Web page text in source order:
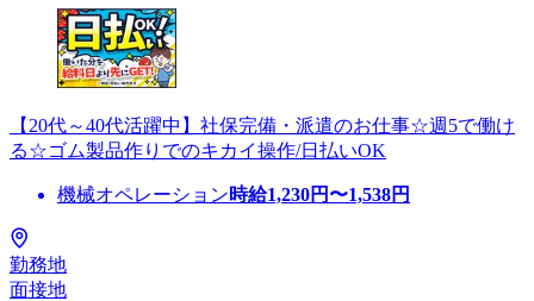
【20代～40代活躍中】社保完備・派遣のお仕事☆週5で働け
る☆ゴム製品作りでのキカイ操作/日払いOK
機械オペレーション時給1,230円〜1,538円
勤務地
面接地